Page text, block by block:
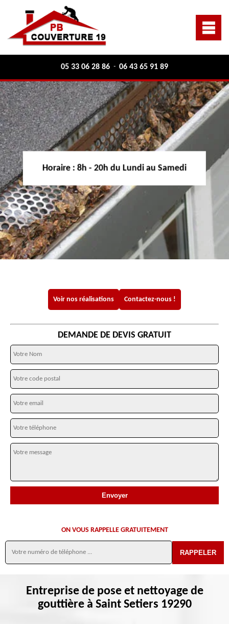
05 33 06 28 86 - 06 43 65 91 89
Horaire : 8h - 20h du Lundi au Samedi
Voir nos réalisations Contactez-nous !
DEMANDE DE DEVIS GRATUIT
ON VOUS RAPPELLE GRATUITEMENT
Entreprise de pose et nettoyage de
gouttière à Saint Setiers 19290